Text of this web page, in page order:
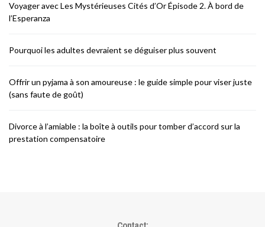
Voyager avec Les Mystérieuses Cités d’Or Épisode 2. À bord de
l’Esperanza
Pourquoi les adultes devraient se déguiser plus souvent
Offrir un pyjama à son amoureuse : le guide simple pour viser juste
(sans faute de goût)
Divorce à l’amiable : la boîte à outils pour tomber d’accord sur la
prestation compensatoire